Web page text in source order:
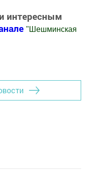
интересным
" Шешминская